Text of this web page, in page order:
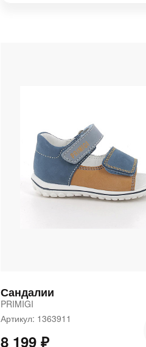
Сандалии
PRIMIGI
Артикул: 1363911
8 199 ₽